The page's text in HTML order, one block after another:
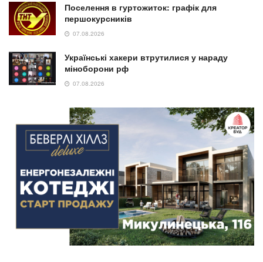
Поселення в гуртожиток: графік для
першокурсників
07.08.2026
Українські хакери втрутилися у нараду
міноборони рф
07.08.2026